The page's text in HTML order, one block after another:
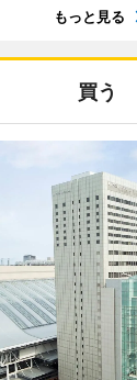
もっと見る
買う